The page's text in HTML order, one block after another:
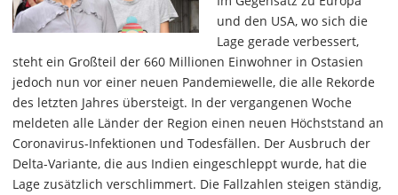
und den USA, wo sich die
Lage gerade verbessert,
steht ein Großteil der 660 Millionen Einwohner in Ostasien
jedoch nun vor einer neuen Pandemiewelle, die alle Rekorde
des letzten Jahres übersteigt. In der vergangenen Woche
meldeten alle Länder der Region einen neuen Höchststand an
Coronavirus-Infektionen und Todesfällen. Der Ausbruch der
Delta-Variante, die aus Indien eingeschleppt wurde, hat die
Lage zusätzlich verschlimmert. Die Fallzahlen steigen ständig,